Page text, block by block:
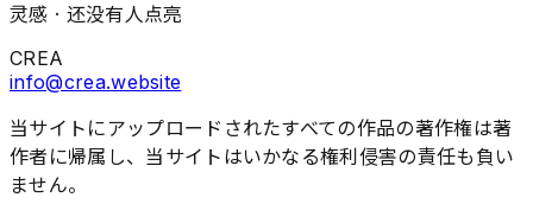
灵感 · 还没有人点亮
CREA
info@crea.website
当サイトにアップロードされたすべての作品の著作権は著
作者に帰属し、当サイトはいかなる権利侵害の責任も負い
ません。